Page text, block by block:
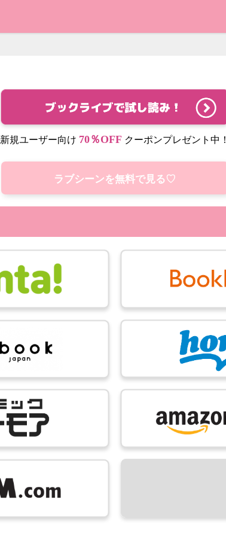
新規ユーザー向け 70％OFF クーポンプレゼント中！
ラブシーンを無料で見る♡